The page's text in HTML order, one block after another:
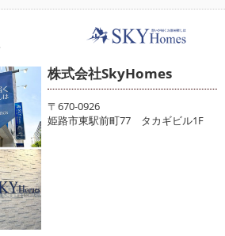
株式会社SkyHomes
〒670-0926
姫路市東駅前町77 タカギビル1F